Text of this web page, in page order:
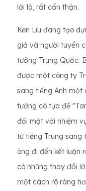
lời là, rất cẩn thận.
Ken Liu đang tạo
giả và người tuyển
tưởng Trung Quốc.
được một công ty
sang tiếng Anh một
tưởng có tựa đề
đối mặt với nhiệm
từ tiếng Trung sang
ông đi đến kết luận
có những thay đổi
một cách rõ ràng